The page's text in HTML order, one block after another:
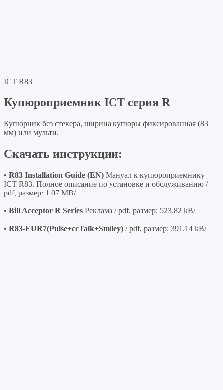
ICT R83
Купюроприемник ICT серия R
Купюрник без стекера, ширина купюры фиксированная (83
мм) или мульти.
Скачать инструкции:
• R83 Installation Guide (EN) Мануал к купюроприемнику
ICT R83. Полное описание по установке и обслуживанию /
pdf, размер: 1.07 MB/
• Bill Acceptor R Series Реклама / pdf, размер: 523.82 kB/
• R83-EUR7(Pulse+ccTalk+Smiley) / pdf, размер: 391.14 kB/